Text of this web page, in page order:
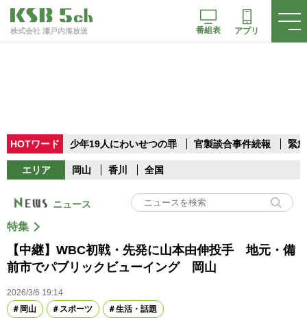
株式会社 瀬戸内海放送 番組表 アプリ
HOTワード 少年19人にわいせつの罪 官製談合事件続報 緊
エリア 岡山 香川 全国
ニュース
特集
【中継】WBC初戦・先発に山本由伸投手 地元・備
前市でパブリックビューイング 岡山
2026/3/6 19:14
岡山
スポーツ 生活・話題